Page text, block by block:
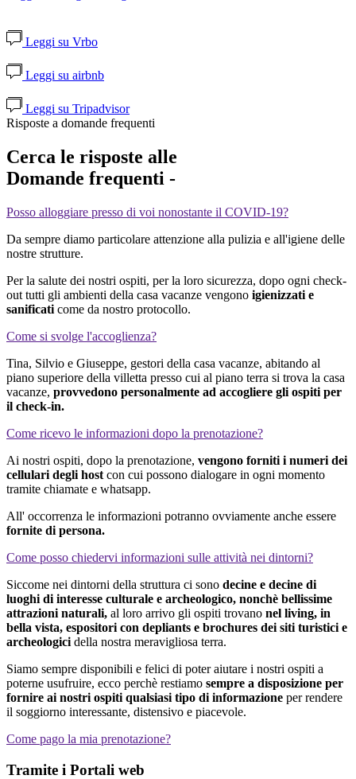
Leggi su Vrbo
Leggi su airbnb
Leggi su Tripadvisor
Risposte a domande frequenti
Cerca le risposte alle
Domande frequenti -
Posso alloggiare presso di voi nonostante il COVID-19?
Da sempre diamo particolare attenzione alla pulizia e all'igiene delle
nostre strutture.
Per la salute dei nostri ospiti, per la loro sicurezza, dopo ogni check-
out tutti gli ambienti della casa vacanze vengono igienizzati e
sanificati come da nostro protocollo.
Come si svolge l'accoglienza?
Tina, Silvio e Giuseppe, gestori della casa vacanze, abitando al
piano superiore della villetta presso cui al piano terra si trova la casa
vacanze, provvedono personalmente ad accogliere gli ospiti per
il check-in.
Come ricevo le informazioni dopo la prenotazione?
Ai nostri ospiti, dopo la prenotazione, vengono forniti i numeri dei
cellulari degli host con cui possono dialogare in ogni momento
tramite chiamate e whatsapp.
All' occorrenza le informazioni potranno ovviamente anche essere
fornite di persona.
Come posso chiedervi informazioni sulle attività nei dintorni?
Siccome nei dintorni della struttura ci sono decine e decine di
luoghi di interesse culturale e archeologico, nonchè bellissime
attrazioni naturali, al loro arrivo gli ospiti trovano nel living, in
bella vista, espositori con depliants e brochures dei siti turistici e
archeologici della nostra meravigliosa terra.
Siamo sempre disponibili e felici di poter aiutare i nostri ospiti a
poterne usufruire, ecco perchè restiamo sempre a disposizione per
fornire ai nostri ospiti qualsiasi tipo di informazione per rendere
il soggiorno interessante, distensivo e piacevole.
Come pago la mia prenotazione?
Tramite i Portali web